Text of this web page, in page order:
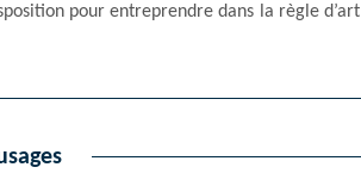
pour entreprendre dans la règle d’art